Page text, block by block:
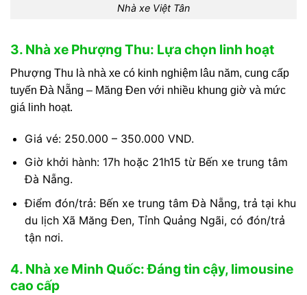
Nhà xe Việt Tân
3. Nhà xe Phượng Thu: Lựa chọn linh hoạt
Phượng Thu là nhà xe có kinh nghiệm lâu năm, cung cấp
tuyến Đà Nẵng – Măng Đen với nhiều khung giờ và mức
giá linh hoạt.
Giá vé: 250.000 – 350.000 VND.
Giờ khởi hành: 17h hoặc 21h15 từ Bến xe trung tâm
Đà Nẵng.
Điểm đón/trả: Bến xe trung tâm Đà Nẵng, trả tại khu
du lịch Xã Măng Đen, Tỉnh Quảng Ngãi, có đón/trả
tận nơi.
4. Nhà xe Minh Quốc: Đáng tin cậy, limousine
cao cấp